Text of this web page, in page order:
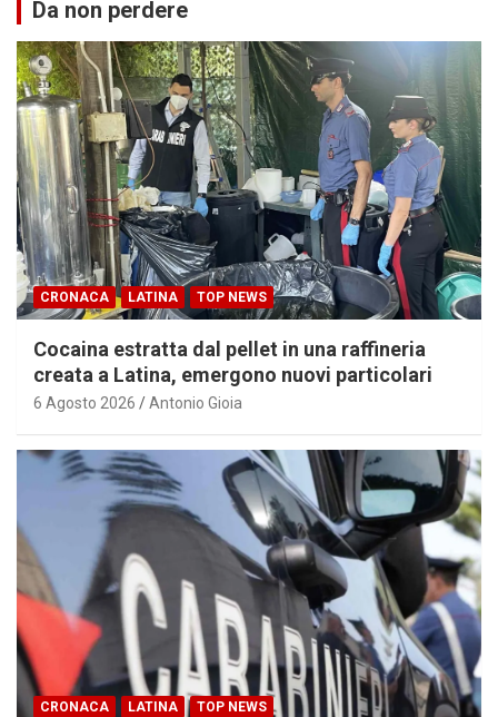
Da non perdere
CRONACA LATINA TOP NEWS
Cocaina estratta dal pellet in una raffineria
creata a Latina, emergono nuovi particolari
6 Agosto 2026 Antonio Gioia
CRONACA LATINA TOP NEWS